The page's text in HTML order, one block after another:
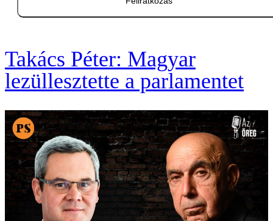
Takács Péter: Magyar
lezüllesztette a parlamentet